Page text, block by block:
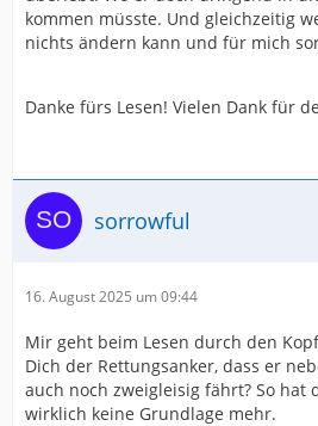
kommen müsste. Und gleichzeitig
nichts ändern kann und für mich
Danke fürs Lesen! Vielen Dank für
sorrowful
16. August 2025 um 09:44
Mir geht beim Lesen durch den
Dich der Rettungsanker, dass er
auch noch zweigleisig fährt? So hat
wirklich keine Grundlage mehr.